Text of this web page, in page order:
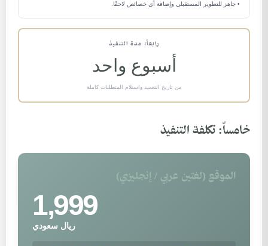
• جاهز للتطوير المستقبلي وإضافة أي خصائص لاحقًا.
رابعاً: مدة التنفيذ
أسبوع واحد
من تاريخ التعميد واستلام المتطلبات كاملة
خامساً: تكلفة التنفيذ
الموقع (لغتين عربي / إنجليزي)
1,999
ريال سعودي